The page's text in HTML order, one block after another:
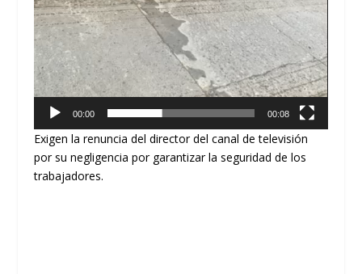
00:00 00:08
Exigen la renuncia del director del canal de televisión
por su negligencia por garantizar la seguridad de los
trabajadores.